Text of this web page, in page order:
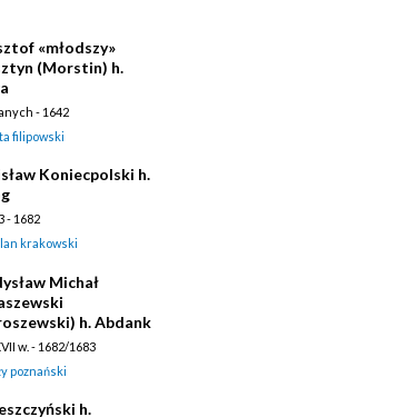
«młodszy»
(Morstin) h.
- 1642
filipowski
Koniecpolski h.
- 1682
krakowski
Michał
h. Abdank
w. - 1682/1683
poznański
h.